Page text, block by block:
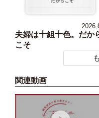
夫婦は十組十色。だか
こそ
関連動画